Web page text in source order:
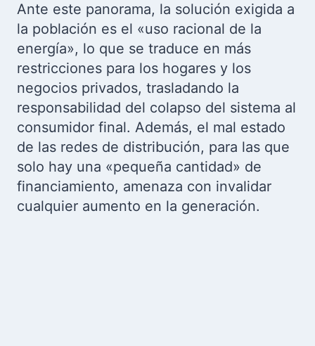
Ante este panorama, la solución exigida a
la población es el «uso racional de la
energía», lo que se traduce en más
restricciones para los hogares y los
negocios privados, trasladando la
responsabilidad del colapso del sistema al
consumidor final. Además, el mal estado
de las redes de distribución, para las que
solo hay una «pequeña cantidad» de
financiamiento, amenaza con invalidar
cualquier aumento en la generación.